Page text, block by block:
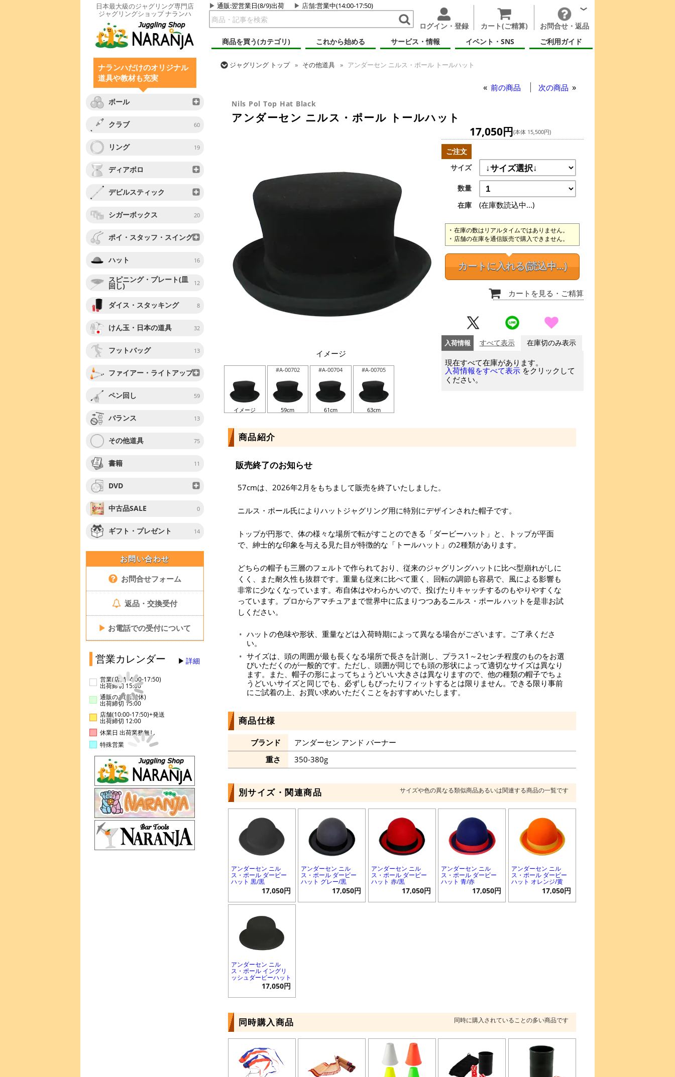
日本最大級のジャグリング専門店
ジャグリングショップ ナランハ
通販:翌営業日(8/9)出荷 店舗:営業中(14:00-17:50)
ログイン・登録 カート(ご精算)
お問合せ・返品
商品を買う(カテゴリ)
これから始める サービス・情報 イベント・SNS ご利用ガイド
ナランハだけのオリジナル
道具や教材も充実
ボール
クラブ 60
リング 19
ディアボロ
デビルスティック
シガーボックス 20
ポイ・スタッフ・スイング
ハット 16
スピニング・プレート(皿
回し) 12
ダイス・スタッキング 8
けん玉・日本の道具 32
フットバッグ 13
ファイアー・ライトアップ
ペン回し 59
バランス 13
その他道具 75
書籍 11
DVD
中古品SALE 0
ギフト・プレゼント 14
お問い合わせ
お問合せフォーム
返品・交換受付
▶ お電話での受付について
営業カレンダー 詳細
営業(店舗14:00-17:50)
出荷締切 15:00
通販のみ(店舗休)
出荷締切 15:00
店舗(10:00-17:50)+発送
出荷締切 12:00
休業日 出荷業務無し
特殊営業
ジャグリング トップ その他道具
アンダーセン ニルス・ポール トールハット
前の商品 次の商品
Nils Pol Top Hat Black
アンダーセン ニルス・ポール トールハット
イメージ
イメージ
#A-00702
59cm
#A-00704
61cm
#A-00705
63cm
17,050円(本体 15,500円)
ご注文
サイズ
数量
在庫
(在庫数読込中...)
在庫の数はリアルタイムではありません。
店舗の在庫を通信販売で購入できません。
カートに入れる(読込中...)
カートを見る ・ご精算
入荷情報 すべて表示 在庫切のみ表示
現在すべて在庫があります。
入荷情報をすべて表示 をクリックして
ください。
商品紹介
販売終了のお知らせ
57cmは、2026年2月をもちまして販売を終了いたしました。
ニルス・ポール氏によりハットジャグリング用に特別にデザインされた帽子です。
トップが円形で、体の様々な場所で転がすことのできる「ダービーハット」と、トップが平面
で、紳士的な印象を与える見た目が特徴的な「トールハット」の2種類があります。
どちらの帽子も三層のフェルトで作られており、従来のジャグリングハットに比べ型崩れがしに
くく、また耐久性も抜群です。重量も従来に比べて重く、回転の調節も容易で、風による影響も
非常に少なくなっています。布自体はやわらかいので、投げたりキャッチするのもやりやすくな
っています。プロからアマチュアまで世界中に広まりつつあるニルス・ポール ハットを是非お試
しください。
ハットの色味や形状、重量などは入荷時期によって異なる場合がございます。ご了承くださ
い。
サイズは、頭の周囲が最も長くなる場所で長さを計測し、プラス1～2センチ程度のものをお選
びいただくのが一般的です。ただし、頭囲が同じでも頭の形状によって適切なサイズは異なり
ます。また、帽子の形によってちょうどいい大きさは異なりますので、他の種類の帽子でちょ
うどいいサイズと同じでも、必ずしもぴったりフィットするとは限りません。できる限り事前
にご試着の上、お買い求めいただくことをおすすめいたします。
商品仕様
ブランド
アンダーセン アンド バーナー
重さ
350-380g
別サイズ・関連商品 サイズや色の異なる類似商品あるいは関連する商品の一覧です
アンダーセン ニル
ス・ポール ダービー
ハット 黒/黒
17,050円
アンダーセン ニル
ス・ポール ダービー
ハット グレー/黒
17,050円
アンダーセン ニル
ス・ポール ダービー
ハット 赤/黒
17,050円
アンダーセン ニル
ス・ポール ダービー
ハット 青/赤
17,050円
アンダーセン ニル
ス・ポール ダービー
ハット オレンジ/黄
17,050円
アンダーセン ニル
ス・ポール イングリ
ッシュダービーハット
17,050円
同時購入商品 同時に購入されていることの多い商品です